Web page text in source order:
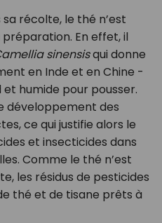
sa récolte, le thé n’est
En effet, il
sinensisqui donne
en Inde et en Chine -
humide pour pousser.
développement des
ce qui justifie alors le
et insecticides dans
Comme le thé n’est
les résidus de pesticides
thé et de tisane prêts à